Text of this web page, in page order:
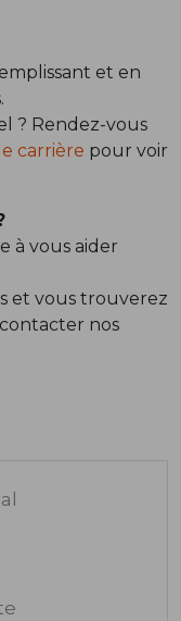
et en
? Rendez-vous
carrière pour voir
à vous aider
et vous trouverez
nos